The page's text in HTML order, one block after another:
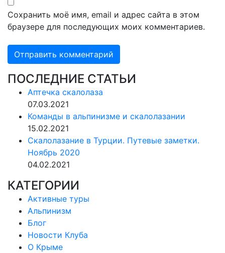
Сохранить моё имя, email и адрес сайта в этом
браузере для последующих моих комментариев.
ПОСЛЕДНИЕ СТАТЬИ
Аптечка скалолаза
07.03.2021
Команды в альпинизме и скалолазании
15.02.2021
Скалолазание в Турции. Путевые заметки.
Ноябрь 2020
04.02.2021
КАТЕГОРИИ
Активные туры
Альпинизм
Блог
Новости Клуба
О Крыме